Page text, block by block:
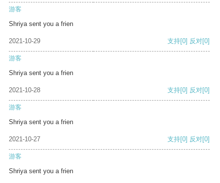
游客
Shriya sent you a frien
2021-10-29 支持[0] 反对[0]
游客
Shriya sent you a frien
2021-10-28 支持[0] 反对[0]
游客
Shriya sent you a frien
2021-10-27 支持[0] 反对[0]
游客
Shriya sent you a frien